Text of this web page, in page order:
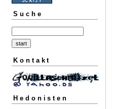
Suche
Kontakt
Hedonisten